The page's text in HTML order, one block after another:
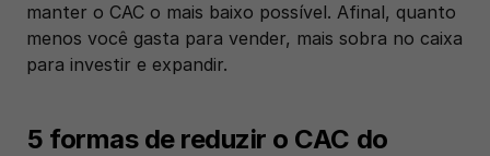
manter o CAC o mais baixo possível. Afinal, quanto
menos você gasta para vender, mais sobra no caixa
para investir e expandir.
5 formas de reduzir o CAC do